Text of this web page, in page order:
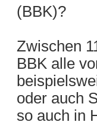
(BBK)?
Zwischen
BBK alle
oder auch
so auch in